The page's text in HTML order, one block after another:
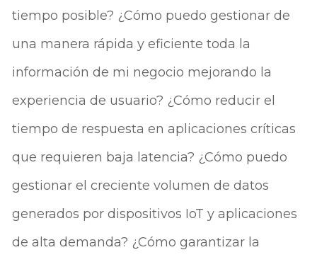
tiempo posible? ¿Cómo puedo gestionar de
una manera rápida y eficiente toda la
información de mi negocio mejorando la
experiencia de usuario? ¿Cómo reducir el
tiempo de respuesta en aplicaciones críticas
que requieren baja latencia? ¿Cómo puedo
gestionar el creciente volumen de datos
generados por dispositivos IoT y aplicaciones
de alta demanda? ¿Cómo garantizar la